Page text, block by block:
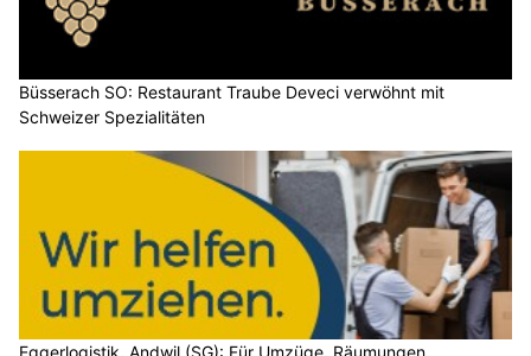
Büsserach SO: Restaurant Traube Deveci verwöhnt mit
Schweizer Spezialitäten